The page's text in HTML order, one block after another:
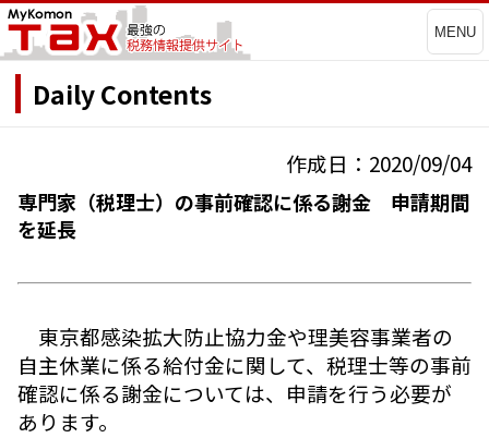
MENU
Daily Contents
作成日：2020/09/04
専門家（税理士）の事前確認に係る謝金 申請期間
を延長
東京都感染拡大防止協力金や理美容事業者の
自主休業に係る給付金に関して、税理士等の事前
確認に係る謝金については、申請を行う必要が
あります。